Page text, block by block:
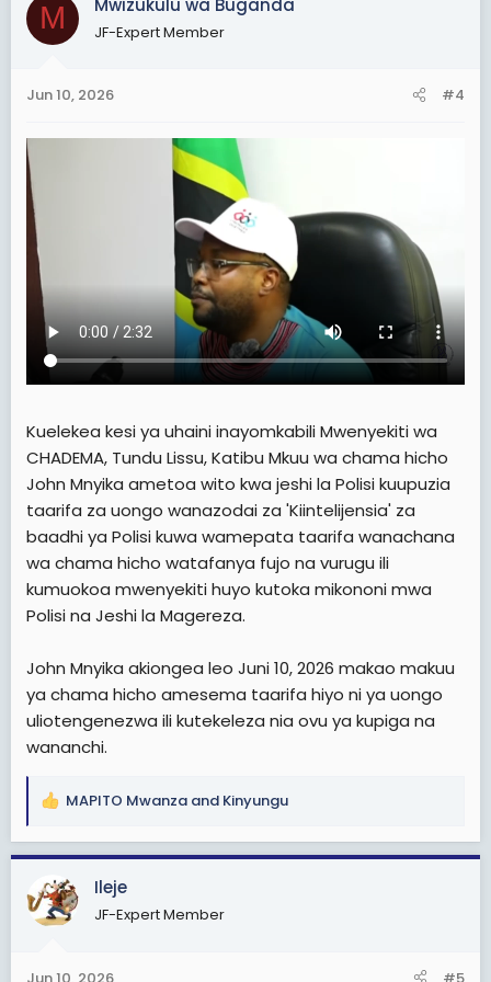
t
i
s
M JF-Expert Member
Jun 10, 2026 #4
Kuelekea kesi ya uhaini inayomkabili Mwenyekiti wa
CHADEMA, Tundu Lissu, Katibu Mkuu wa chama hicho
John Mnyika ametoa wito kwa jeshi la Polisi kuupuzia
taarifa za uongo wanazodai za 'Kiintelijensia' za
baadhi ya Polisi kuwa wamepata taarifa wanachana
wa chama hicho watafanya fujo na vurugu ili
kumuokoa mwenyekiti huyo kutoka mikononi mwa
Polisi na Jeshi la Magereza.
John Mnyika akiongea leo Juni 10, 2026 makao makuu
ya chama hicho amesema taarifa hiyo ni ya uongo
uliotengenezwa ili kutekeleza nia ovu ya kupiga na
wananchi.
R
a
t
i
MAPITO Mwanza and Kinyungu
Ileje
JF-Expert Member
Jun 10, 2026 #5